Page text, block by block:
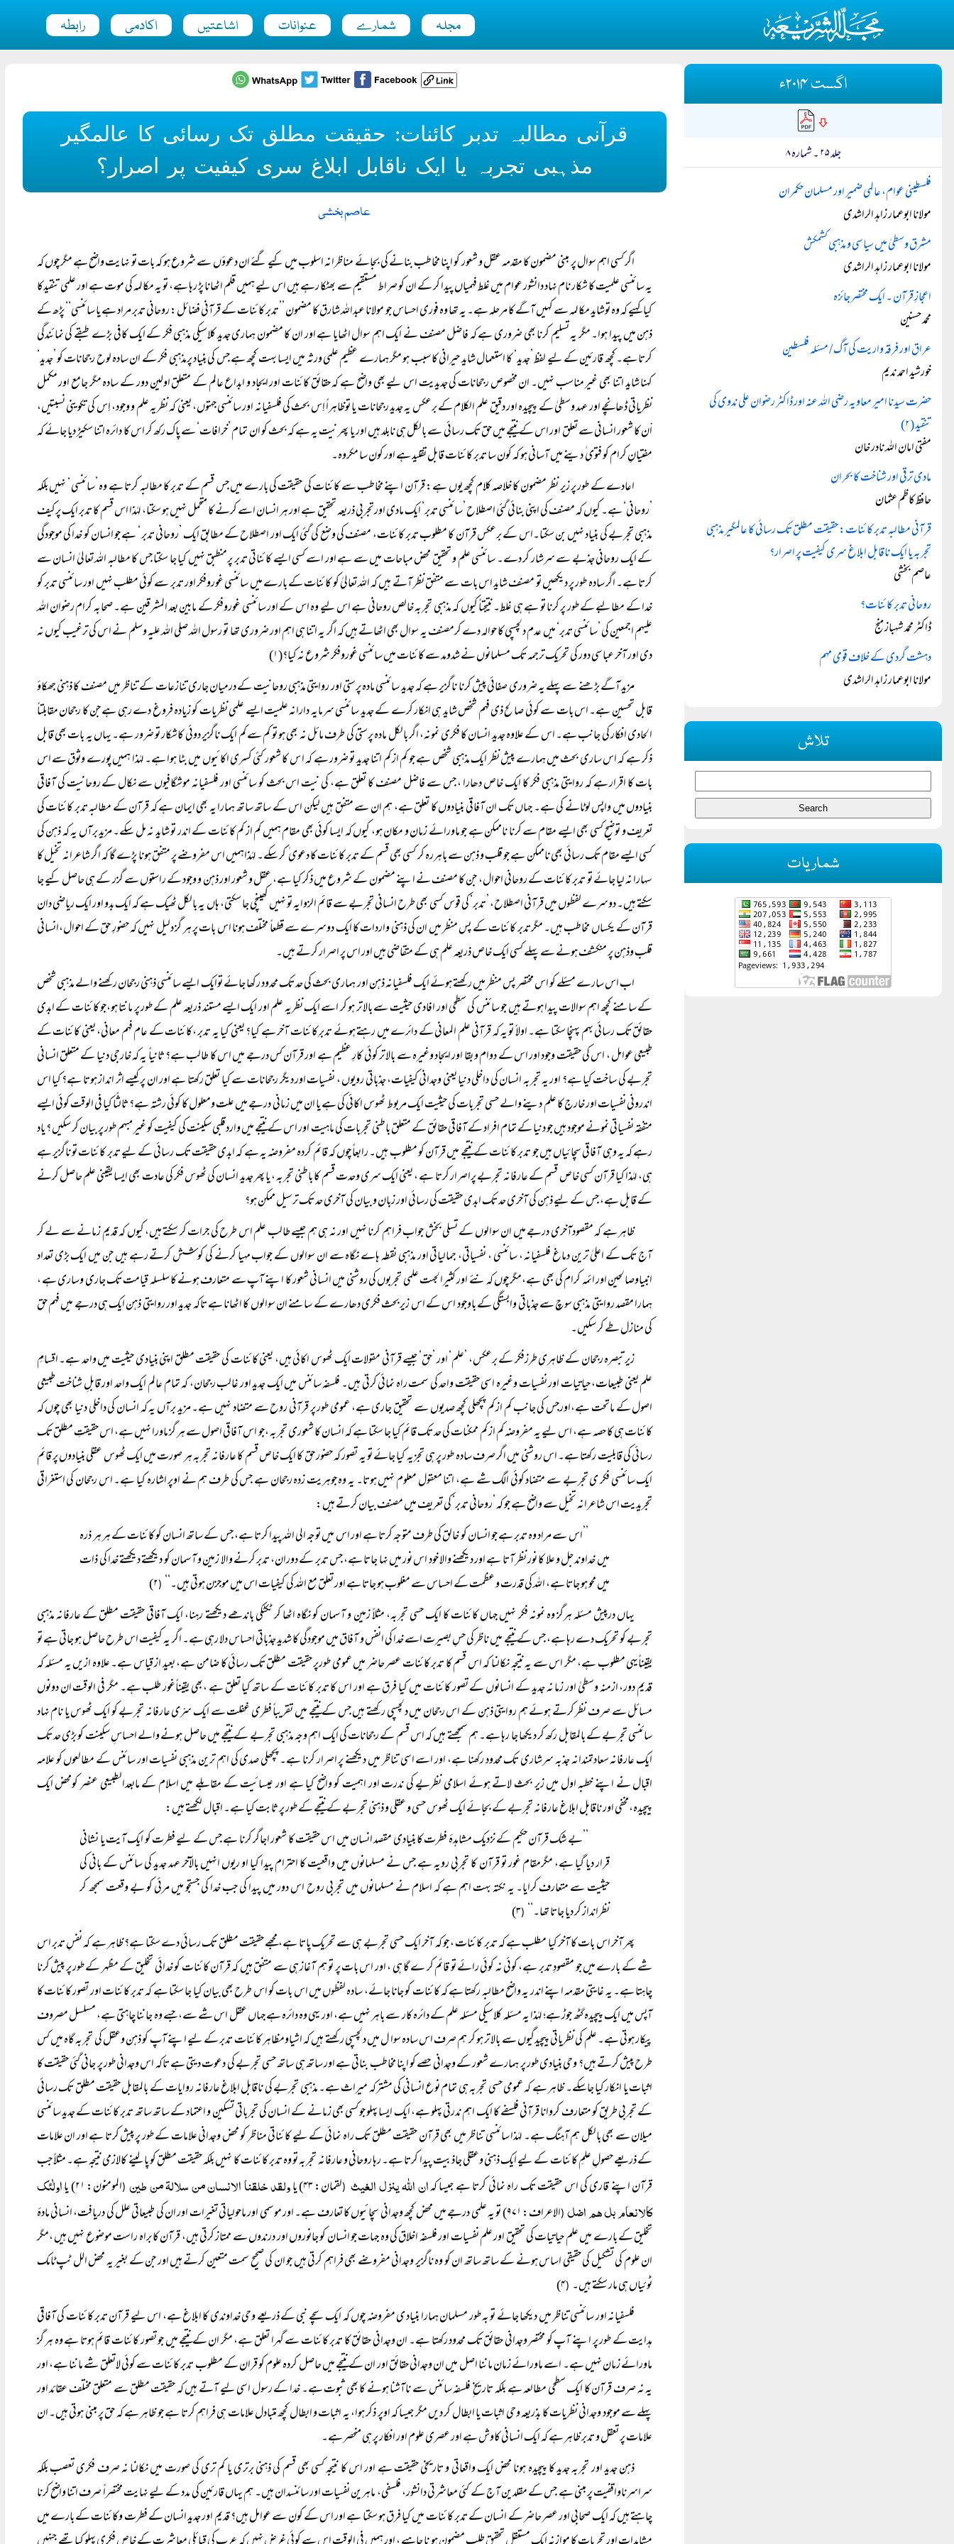
مجلہ شمارے عنوانات اشاعتیں اکادمی رابطہ
قرآنی مطالبہ تدبر کائنات: حقیقت مطلق تک رسائی کا عالمگیر
مذہبی تجربہ یا ایک ناقابل ابلاغ سری کیفیت پر اصرار؟
عاصم بخشی
اگر کسی اہم سوال پر مبنی مضمون کا مقدمہ عقل و شعور کو اپنا مخاطب بنانے کی بجائے مناظرانہ اسلوب میں کیے گئے ان دعوؤں سے شروع ہو کہ بات تو نہایت واضح ہے مگر چوں کہ
یہ سائنسی علمیت کا شکار نام نہاد دانشور عوام میں غلط فہمیاں پیدا کر کے ان کو صراط مستقیم سے بھٹکا رہے ہیں اس لیے ہمیں قلم اٹھانا پڑ رہا ہے، تو یہ مکالمہ کی موت ہے اور علمی تنقیدکا
کیاکہیے کہ وہ توشاید مکالمہ سے کہیں آگے کا مرحلہ ہے۔ یہ تھا وہ فوری احساس جو مولانا عبداللہ شارق کا مضمون ’’تدبر کائنات کے قرآنی فضائل: روحانی تدبر مراد ہے یا سائنسی‘‘ پڑھ کے
ذہن میں پیدا ہوا۔ مگر یہ تسلیم کرنا بھی ضروری ہے کہ فاضل مصنف نے ایک اہم سوال اٹھایا ہے اور ان کا مضمون ہماری جدید کلاسیکی مذہبی فکر کے ایک کافی بڑے طبقے کی نمائندگی
کرتا ہے۔ کچھ قارئین کے لیے لفظ ’جدید‘ کا استعمال شاید حیرانی کا سبب ہو مگر ہمارے عظیم علمی ورثہ میں ایسا بہت کچھ ہے جس کی بنیاد پرمذہبی فکر کے ان سادہ لوح رجحانات کو ’جدید‘
کہنا شاید اتنا بھی غیر مناسب نہیں۔ ان مخصوص رجحانات کی جدیدیت اس لیے بھی واضح ہے کہ حقائق کائنات اور ایجاد و ابداع عالم کے متعلق اولین دور کے سادہ مگر جامع اور مکمل
نظریاتی ڈھانچے اور عہد وسطیٰ کے پیچیدہ اور دقیق علم الکلام کے برعکس یہ جدید رجحانات یا توظاہراً اِس بحث کی فلسفیانہ اور سائنسی جہتوں، یعنی کہ نظریہ علم و وجود، اِس کی تکوینی نسبتیں،
اْن کا شعور انسانی سے تعلق اور اس کے نتیجے میں حق تک رسائی سے بالکل ہی نابلد ہیں اور یا پھر نیت یہ ہے کہ بحث کو ان تمام ’خرافات‘ سے پاک رکھ کر اس کا دائرہ اتنا سکیڑ دیا جائے کہ
مفتیانِ کرام کو فتوی ٰ دینے میں آسانی ہو کہ کون سا تدبر کائنات قابل تقلید ہے اور کون سا مکروہ۔
اعادے کے طور پر زیر نظر مضمون کا خلاصہ کلام کچھ یوں ہے: قرآن اپنے مخاطب سے کائنات کی حقیقت کی بارے میں جس قسم کے تدبر کا مطالبہ کرتا ہے وہ ’سائنسی ‘ نہیں بلکہ
’روحانی‘ ہے۔ کیوں کہ مصنف کی اپنی بنائی گئی اصطلاح ’سائنسی تدبر‘ ایک مادی اورتجربی ذریعہ تحقیق ہے اور ہر انسان اسے کرنے کا متحمل نہیں ہو سکتا، لہٰذا اس قسم کا تدبر ایک پرکیف
مذہبی تجربے کی بنیاد نہیں بن سکتا۔اس کے برعکس قرآن کا مطلوب تدبر کائنات، مصنف کی وضع کی گئی ایک اور اصطلاح کے مطابق ایک ’روحانی تدبر ‘ ہے جو انسان کو خدا کی موجودگی
کے ایک روحانی جذبے سے سرشار کر دے۔ سائنسی علم و تحقیق محض مباحات میں سے ہے اور اسے کسی ایسے کائناتی تدبر پرمنطبق نہیں کیا جا سکتا جس کا مطالبہ اللہ تعالیٰ انسان سے
کرتا ہے۔ اگر سادہ طور پر دیکھیں تو مصنف شاید اس بات سے متفق نظر آتے ہیں کہ اللہ تعالیٰ کو کائنات کے بارے میں سائنسی غوروفکر اور تدبر سے کوئی مطلب نہیں اور سائنسی تدبر کو
خدا کے مطالبے کے طور پر کرنا تو ہے ہی غلط۔ نتیجتاً کیوں کہ مذہبی تجربہ خالص روحانی ہے اس لیے وہ اس کے اور سائنسی غوروفکر کے مابین بعد المشرقین ہے۔ صحابہ کرام رضوان اللہ
علیہم اجمعین کی ’سائنسی تدبر‘ میں عدم دلچسپی کا حوالہ دے کرمصنف یہ سوال بھی اٹھاتے ہیں کہ اگر یہ اتنا ہی اہم اور ضروری تھا تو رسول اللہ صلی اللہ علیہ وسلم نے اس کی ترغیب کیوں نہ
دی اور آخر عباسی دور کی تحریک ترجمہ تک مسلمانوں نے شدومد سے کائنات میں سائنسی غوروفکر شروع نہ کیا؟(۱)
مزید آگے بڑھنے سے پہلے یہ ضروری صفائی پیش کرنا ناگزیر ہے کہ جدید سائنسی مادہ پرستی اور روایتی مذہبی روحانیت کے درمیان جاری تنازعات کے تناظر میں مصنف کا ذہنی جھکاؤ
قابل تحسین ہے۔ اس بات سے کوئی صالح ذی فہم شخص شاید ہی انکار کرے کے جدید سائنسی سرمایہ دارانہ علمیت ایسے علمی نظریات کو زیادہ فروغ دے رہی ہے جن کا رجحان مقابلتاً
الحادی افکار کی جانب ہے۔ اس کے علاوہ جدید انسان کا فکری نمونہ، اگر بالکل مادہ پرستی کی طرف مائل نہ بھی ہو تو کم سے کم ایک ناگزیر دوئی کاشکار تو ضرور ہے۔ یہاں یہ بات بھی قابل
ذکر ہے کہ اس ساری بحث میں ہمارے پیش نظر ایک مذہبی شخص ہے جو کم از کم اتنا جدید تو ضرور ہے کہ ا س کا شعور کئی کسری اکائیوں میں بٹا ہوا ہے۔ لہٰذا ہمیں پورے وثوق سے اس
بات کا اقرار ہے کہ روایتی مذہبی فکر کا ایک خاص دھارا ، جس سے فاضل مصنف کا تعلق ہے، کی نیت اس بحث کو سائنسی اور فلسفیانہ موشگافیوں سے نکال کے روحانیت کی آفاقی
بنیادوں میں واپس لوٹانے کی ہے۔ جہاں تک ان آفاقی بنیادوں کا تعلق ہے، ہم ان سے متفق ہیں لیکن اس کے ساتھ ساتھ ہمارا یہ بھی ایمان ہے کہ قرآن کے مطالبہ تدبر کائنات کی
تعریف و توضیح کسی بھی ایسے مقام سے کرنا ناممکن ہے جو ماورائے زمان و مکان ہو، کیوں کہ ایسا کوئی بھی مقام ہمیں کم از کم کائنات کے اندر تو شاید نہ مل سکے۔ مزید برآں یہ کہ ذہن کی
کسی ایسے مقام تک رسائی بھی ناممکن ہے جو قلب و ذہن سے باہررہ کر کسی بھی قسم کے تدبر کائنات کا دعوی ٰ کر سکے۔ لہٰذاہمیں اس مفروضے پر متفق ہونا پڑے گا کہ اگر شاعرانہ تخیل کا
سہارا نہ لیا جائے تو تدبر کائنات کے روحانی احوال، جن کا مصنف نے اپنے مضمون کے شروع میں ذکر کیا ہے، عقل و شعور اور ذہن و وجود کے راستوں سے گزر کے ہی حاصل کیے جا
سکتے ہیں۔ دوسرے لفظوں میں قرآنی اصطلاح، ’تدبر‘ کی قوس کسی بھی طرح انسانی تجربے سے قائم الزوایہ تو نہیں کھینچی جا سکتی، ہاں یہ بالکل ٹھیک ہے کہ ایک بدو اور ایک ریاضی دان
قرآن کے یکساں مخاطب ہیں۔ مگرتدبر کائنات کے پس منظر میں ان کی ذہنی واردات کا ایک دوسرے سے قطعاً مختلف ہونا اس بات پر ہر گز دلیل نہیں کہ حضورِ حق کے احوال،انسانی
قلب وذہن پر منکشف ہونے سے پہلے کسی ایک خاص ذریعہ علم ہی کے متقاضی ہیں اور اس پر اصرار کرتے ہیں۔
اب اس سارے مسئلے کو اس مختصر پس منظر میں رکھتے ہوئے ایک فلسفیانہ ذہن اور ہماری بحث کی حد تک محدود رکھا جائے توایک ایسے سائنسی ذہنی رجحان رکھنے والے مذہبی شخص
کے سامنے کچھ اہم سوالات پیدا ہوتے ہیں جو سائنس کی سطحی اور افادی حیثیت سے بالا تر ہو کر اسے ایک نظریہ علم اور ایک ایسے مستند ذریعہ علم کے طور پر مانتا ہو،جو کائنات کے ابدی
حقائق تک رسائی بہم پہنچا سکتا ہے۔ اولاً تو یہ کہ قرآنی علم المعانی کے دائرے میں رہتے ہوئے تدبرِ کائنات آخر ہے کیا؟ یعنی کیا یہ تدبر ،کائنات کے عام فہم معانی، یعنی کائنات کے
طبیعی عوامل ، اس کی حقیقت وجود اور اس کے دوام و بقا اور ایجاد وغیرہ سے بالا تر کوئی کارِ عظیم ہے اور قرآن کس درجے میں اس کا طالب ہے؟ ثانیاً یہ کہ خارجی دنیا کے متعلق انسانی
تجربے کی ساخت کیا ہے؟ اور یہ تجربہ انسان کی داخلی دنیا یعنی وجدانی کیفیات، جذباتی رویوں ، نفسیات اور دیگر رجحانات سے کیا تعلق رکھتا ہے اور ان پر کیسے اثر انداز ہوتا ہے؟ کیا اس
اندرونی نفسیات اور خارج کا علم دینے والے حسی تجربات کی حیثیت ایک مربوط ٹھوس اکائی کی ہے یا ان میں زمانی درجے میں علت ومعلول کا کوئی رشتہ ہے؟ ثالثًا کیا فی الوقت کوئی ایسے
متفقہ نفسیاتی نمونے موجود ہیں جو دنیا کے تمام افراد کے آفاقی حقائق کے متعلق باطنی تجربات کی ماہیت اور اس کے نتیجے میں واردقلبی سکینت کی کیفیت کو غیر مبہم طور پر بیان کر سکیں ؟ یاد
رہے کہ یہ وہی آفاقی سچائیاں ہیں جو تدبر کائنات کے نتیجے میں قرآن کو مطلوب ہیں۔ رابعاً چوں کہ قائم کردہ مفروضہ یہ ہے کہ ابدی حقیقت تک رسائی کے لیے تدبر کائنات تو ناگزیر ہے
ہی، لہٰذا کیا قرآن کسی خاص قسم کے عارفانہ تجربے پراصرار کرتا ہے ، یعنی ایک سری وحدت قسم کا باطنی تجربہ ، یا پھر جدید انسان کی ٹھوس فکر کی عادت بھی ایسا یقینی علم حاصل کرنے
کے قابل ہے، جس کے لیے ذہن کی آخری حد تک ابدی حقیقت کی رسائی اور زبان و بیان کی آخری حد تک ترسیل ممکن ہو؟
ظاہر ہے کہ مقصودآخری درجے میں ان سوالوں کے تسلی بخش جواب فراہم کرنا نہیں اور نہ ہی ہم جیسے طالب علم اس طرح کی جرات کر سکتے ہیں، کیوں کہ قدیم زمانے سے لے کر
آج تک کے اعلیٰ ترین دماغ فلسفیانہ ، سائنسی ، نفسیاتی، جمالیاتی اور مذہبی نقطہ ہاے نگاہ سے ان سوالوں کے جواب مہیا کرنے کی کوشش کرتے رہے ہیں جن میں ایک بڑی تعداد
انبیاوصالحین اور ائمہ کرام کی بھی ہے،مگر چوں کہ نئے اور کثیرالجہت علمی تجربوں کی روشنی میں انسانی شعور کا اپنے آپ سے متعارف ہونے کا سلسلہ قیامت تک جاری وساری ہے ،
ہمارا مقصد روایتی مذہبی سوچ سے جذباتی وابستگی کے باوجود اس کے اس زیربحث فکری دھارے کے سامنے ان سوالوں کا اٹھانا ہے تاکہ جدید اور روایتی ذہن ایک ہی درجے میں فہم حق
کی منازل طے کر سکیں۔
زیرتبصرہ رجحان کے ظاہری طرزفکر کے برعکس، ’علم‘ اور ’حق‘ جیسے قرآنی مقولات ایک ٹھوس اکائی ہیں، یعنی کائنات کی حقیقت مطلق اپنی بنیادی حیثیت میں واحد ہے۔ اقسامِ
علم یعنی طبیعات، حیاتیات اور نفسیات وغیرہ اسی حقیقت واحد کی سمت راہ نمائی کرتی ہیں۔ فلسفہ سائنس میں ایک جدید اور غالب رجحان، کہ تمام عالم ایک واحد اور قابلِ شناخت طبیعی
اصول کے ماتحت ہے،اورجس کی جانب کم از کم پچھلی کچھ صدیوں سے تحقیق جاری ہے، عمومی طور پر قرآنی روح سے متضاد نہیں ہے۔ مزید برآں یہ کہ انسان کی داخلی دنیا بھی چوں کہ
کائنات ہی کا حصہ ہے، اس لیے یہ مفروضہ کم از کم ممکنات کی حد تک قائم کیا جا سکتا ہے کہ انسان کا شعوری تجربہ ،جو اس آفاقی اصول سے ہر گز ماورا نہیں ہے، اس حقیقتِ مطلق تک
رسائی کی قابلیت رکھتا ہے۔ اس روشنی میں اگر صرف سادہ طور پر ہی تجزیہ کیا جائے تو یہ تصور کہ حضور حق کا ایک خاص قسم کا عارفانہ تجربہ ہر صورت میں ایک ٹھوس عقلی بنیادوں پر قائم
ایک سائنسی فکر ی تجربے سے متضاد کوئی الگ شے ہے، اتنا معقول معلوم نہیں ہوتا۔ یہ وہ جوہریت زدہ رجحان ہے جس کی طرف ہم نے اوپر اشارہ کیا ہے۔ اس رجحان کی استغراقی
تجریدیت اس شاعرانہ تخیل سے واضح ہے جو کہ ’روحانی تدبر‘ کی تعریف میں مصنف بیان کرتے ہیں:
’’اس سے مراد وہ تدبر ہے جو انسان کو خالق کی طرف متوجہ کرتا ہے اور اس میں توجہ الی اللہ پیدا کرتا ہے، جس کے ساتھ انسان کو کائنات کے ہر ہر ذرہ
میں خداوند جل و علا کا نور نظر آتا ہے اور دیکھنے والا خود اس نور میں نہا جاتا ہے، جس تدبر کے دوران، تدبر کرنے والا زمین و آسمان کو دیکھتے دیکھتے خدا کی ذات
میں محو ہو جاتا ہے، اللہ کی قدرت و عظمت کے احساس سے مغلوب ہو جاتا ہے اور تعلق مع اللہ کی کیفیات اس میں موجزن ہوتی ہیں۔‘‘ (۲)
یہاں درپیش مسئلہ ہرگز وہ نمونہ فکر نہیں جہاں کائنات کا ایک حسی تجربہ، مثلاً زمین و آسمان کو نگاہ اٹھا کر ٹکٹکی باندھے دیکھتے رہنا، ایک آفاقی حقیقت مطلق کے عارفانہ مذہبی
تجربے کو تحریک دے رہا ہے، جس کے نتیجے میں ناظر کی حسِ بصیرت اسے خدا کی انفس و آفاق میں موجودگی کا شدید جذباتی احساس دلا رہی ہے۔ اگر یہ کیفیت اس طرح حاصل ہو جاتی ہے تو
یقیناًیہی مطلوب ہے، مگر اس سے یہ نتیجہ نکالنا کہ اس قسم کا تدبر کائنات عصر حاضر میں عمومی طورپر حقیقت مطلق تک رسائی کا ضامن ہے، بعید از قیاس ہے۔ علاوہ ازیں یہ مسئلہ کہ
قدیم دور، ازمنہ وسطیٰ اور زما نہ جدید کے انسانوں کے تصور کائنات میں کیا فرق ہے اور اس کا تدبر کائنات کے ساتھ کیا تعلق ہے ،بھی یقیناًغور طلب ہے۔ مگر فی الوقت ان دونوں
مسائل سے صرف نظر کرتے ہوئے ہم روایتی ذہن کے اس رجحان میں دلچسپی رکھتے ہیں جس کے نتیجے میں تقریباً فطری غفلت سے ایک سرّی عارفانہ تجربے کو ایک ٹھوس یا نام نہاد
سائنسی تجربے کے بالمقابل رکھ کر دیکھا جا رہا ہے۔ ہم سمجھتے ہیں کہ اس قسم کے رجحانات کی ایک اہم وجہ مذہبی تجربے کے نتیجے میں حاصل ہونے والے احساسِ سکینت کو بڑی حد تک
ایک عارفانہ سعادتمندانہ جذبہ سرشاری تک محدود رکھنا ہے، اور اسے اسی تناظر میں دیکھنے پر اصرار کرنا ہے۔ پچھلی صدی کی اہم ترین مذہبی نفسیات اور سائنس کے مطالعوں کو علامہ
اقبال نے اپنے خطبہ اول میں زیر بحث لاتے ہوئے اسلامی نظریے کی ندرت اور اہمیت کو واضح کیا ہے اور عیسائیت کے مقابلے میں اسلام کے مابعدالطبیعی عنصر کومحض ایک
پیچیدہ،مخفی اور ناقابل ابلاغ عارفانہ تجربے کے بجائے ایک ٹھوس حسی و عقلی و ذہنی تجربے کے نتیجے کے طور پر ثابت کیا ہے۔ اقبال لکھتے ہیں:
’’بے شک قرآن حکیم کے نزدیک مشاہدۂ فطرت کا بنیادی مقصد انسان میں اس حقیقت کا شعور اجاگر کرنا ہے جس کے لیے فطرت کو ایک آیت یا نشانی
قرار دیا گیا ہے، مگرمقام غور تو قرآن کا تجربی رویہ ہے جس نے مسلمانوں میں واقعیت کا احترام پیدا کیا او ریوں انہیں بالآخر عہد جدید کی سائنس کے بانی کی
حیثیت سے متعارف کرایا۔ یہ نکتہ بہت اہم ہے کہ اسلام نے مسلمانوں میں تجربی روح اس دور میں پیدا کی جب خدا کی جستجو میں مرئی کو بے وقعت سمجھ کر
نظرانداز کر دیا جاتا تھا۔‘‘ (۳)
پھر آخر اس بات کا آخر کیا مطلب ہے کہ تدبر کائنات ، جو کہ آخر ایک حسی تجربے ہی سے تحریک پاتا ہے، مجھے حقیقت مطلق تک رسائی دے سکتا ہے؟ ظاہر ہے کہ نفسِ تدبر اس
شے کے بارے میں جو مقصودِ تدبر ہے، کوئی نہ کوئی رائے تو قائم کر ے گا ہی ، اور اس بات پر تو ہم آغاز ہی سے متفق ہیں کہ قرآن کائنات کو خدائی تخلیق کے مظہر کے طور پر پیش کرنا
چاہتا ہے۔ یہ غایتی مقدمہ اپنے اندر یہ واضح مطالبہ رکھتا ہے کہ کائنات کو جانا جائے، سادہ لفظوں میں اس بات کو اس طرح بھی بیان کیا جا سکتا ہے کہ تدبر کائنات اور تصور کائنات کا
آپس میں ایک پیچیدہ گٹھ جوڑ ہے؛ لہٰذا یہ مسئلہ کلاسیکی مسئلہ علم کے دائرہ کار سے باہر نہیں ہے، اور یہی وہ دائرہ ہے جہاں عقل اس شے سے، جسے وہ جاننا چاہتی ہے، مسلسل مصروف
پیکار ہوتی ہے۔ علم کی نظریاتی پیچیدگیوں سے بالا تر ہو کر ہم صرف اس سادہ سوا ل میں دلچسپی رکھتے ہیں کہ اشیاومظاہر کائنات تدبر کے لیے اپنے آپ کو ذہن وعقل کی تجربہ گاہ میں کس
طرح پیش کرتے ہیں؟ وحی بنیادی طور پر ہمارے شعور کے وجدانی حصے کو اپنا مخاطب بناتی ہے اور ساتھ ہی ساتھ حسی تجربے کی دعوت دیتی ہے تاکہ اس وجدانی طور پر جانی گئی حقیقت کا
اثبات یا انکار کیا جاسکے۔ ظاہر ہے کہ عمومی حسی تجربہ ہی تمام نوع انسانی کی مشترکہ میراث ہے۔ مذہبی تجربے کی ناقابل ابلاغ عارفانہ روایات کے بالمقابل حقیقت مطلق تک رسائی
کے تجربی طریق کو متعارف کروانا قرآنی فلسفے کا ایک اہم ندرتی پہلو ہے، ایک ایسا پہلو جو کسی بھی زمانے کے انسان کی تجرباتی تسکین و اعتماد کے ساتھ ساتھ تدبر کائنات کے جدید سائنسی
میلان سے بھی بالکل ہم آہنگ ہے۔ لہٰذا سائنسی تناظر میں بھی قرآن حقیقت مطلق تک راہ نمائی کے لیے کائناتی مناظر کو محض وجدانی علامات کے طور پر پیش کرتا ہے اور ان علامات
کے ذریعے حصولِ علمِ کائنات کے لیے ایک ذہنی وعقلی جاذبیت پیدا کرتا ہے۔ رہا روحانی و عارفانہ تجربہ تو وہ تدبر کائنات کا نہیں بلکہ حقیقت مطلق کو پا لینے کالازمی نتیجہ ہے۔ مثلاً جب
قرآن اپنے قاری کی اس حقیقت تک راہ نمائی کرتا ہے جیسا کہان اللہ ینزل الغیث (لقمان: ۴۳) یا ولقد خلقنا الانسان من سلالۃ من طین(المومنون: ۲۱) یا
اولٰئک
کالانعام بل ھم اضل(
الاعراف: ۹۷۱) تو یہ علمی درجے میں محض کچھ وجدانی سچائیوں کا تعارف ہے۔ اور موسمی اور ماحولیاتی تغیرات اور ان کی طبیعاتی علل کی دریافت، انسانی مادۂ
تخلیق کے بارے میں علم حیاتیات کی تحقیق اور علم نفسیات اور فلسفہ اخلاق کی وہ جہات جو انسان کو جانوروں اور درندوں سے ممتاز کرتی ہیں، قرآن کا براہ راست موضوع نہیں ہیں ،مگر
ان علوم کی تشکیل کی حقیقی اساس ہونے کے ساتھ ساتھ ان کو وہ ناگزیر وجدانی مفروضے بھی فراہم کرتی ہیں جو ان کی صحیح سمت متعین کرتے ہیں اور جن کے بغیر یہ محض الل ٹپ ٹامک
ٹوئیاں ہی مار سکتے ہیں۔ (۴)
فلسفیانہ اور سائنسی تناظر میں دیکھا جائے تو بہ طور مسلمان ہمارا بنیاد ی مفروضہ چوں کہ ایک سچے نبی کے ذریعے وحی خداوندی کا ابلاغ ہے، اس لیے قرآن تدبر کائنات کی آفاقی
ہدایت کے طور پر اپنے آپ کو مختصر وجدانی حقائق تک محدود رکھتا ہے۔ ان وجدانی حقائق کا تدبر کائنات سے گہرا تعلق ہے، مگر ان کے نتیجے میں جو تصور کائنات قائم ہوتا ہے وہ ہر گز
ماورائے زمان نہیں ہے۔ اسے ماورائے زمان ماننا اصل میں ان وجدانی حقائق اور ان کے نتیجے میں حاصل کردہ علوم کو قران کے مطلوب تدبر کائنات سے کوئی لاتعلق شے ماننا ہے، اور
یہ نہ صرف قرآن کا ایک سطحی مطالعہ ہے بلکہ تاریخ ِ فلسفہ سائنس سے ناآشنا ہونے کا بھی ثبوت ہے۔ خدا کے رسول اسی لیے آتے ہیں کہ حقیقت مطلق سے متعلق مختلف عقائد اور
پہلے سے موجود وجدانی نظریات کا بذریعہ وحی اثبات یا ابطال کر دیں مگر جیسا کہ اوپر ذکر ہوا، یہ اثبات و ابطال کچھ متبادل علامات ہی فراہم کرتا ہے جو ظاہر ہے کہ حق پر مبنی ہوتی ہیں۔ ان
علامات پر تعقل و تدبر ظاہر ہے کہ ایک انسانی کاوش ہے اور عصری علوم اور افکار پر ہی منحصر ہے۔
ذہن جدید اور تجربہ جدید کا پیچیدہ ہونا محض ایک واقعاتی و تاریخی حقیقت ہے اور اس کا نتیجہ کسی بھی قسم کی ذہنی برتری یا کم تری کی صورت میں نکالنا نہ صرف فکری تعصب بلکہ
سراسرناواقفیت پر مبنی ہے جس کے مقلدین آج کے کئی معاشرتی دانشور، فلسفی، ماہرین نفسیات اور سائنسدان ہیں۔ ہم یہاں قارئین کی مدد کے لیے نہایت مختصراً صرف اتنا واضح کرنا
چاہتے ہیں کہ ایک صحابی اور عصر حاضر کے انسان کے تدبر کائنات میں کیا فرق ہو سکتا ہے اور اس کے کون سے عوامل ہیں؟ قدیم اور جدید انسان کے فطرت وکائنات کے بارے میں
اگست ۲۰۱۴ء
جلد ۲۵ ۔ شمارہ ۸
فلسطینی عوام، عالمی ضمیر اور مسلمان حکمران
مولانا ابوعمار زاہد الراشدی
مشرق وسطیٰ میں سیاسی و مذہبی کشمکش
مولانا ابوعمار زاہد الراشدی
اعجازِ قرآن ۔ ایک مختصر جائزہ
محمد حسنین
عراق اور فرقہ واریت کی آگ / مسئلہ فلسطین
خورشید احمد ندیم
حضرت سیدنا امیر معاویہ رضی اللہ عنہ اور ڈاکٹر رضوان علی ندوی کی
تنقید (۲)
مفتی امان اللہ نادر خان
مادی ترقی اور شناخت کا بحران
حافظ کاظم عثمان
قرآنی مطالبہ تدبر کائنات: حقیقت مطلق تک رسائی کا عالمگیر مذہبی
تجربہ یا ایک ناقابل ابلاغ سری کیفیت پر اصرار؟
عاصم بخشی
روحانی تدبر کائنات؟
ڈاکٹر محمد شہباز منج
دہشت گردی کے خلاف قومی مہم
مولانا ابوعمار زاہد الراشدی
تلاش
شماریات